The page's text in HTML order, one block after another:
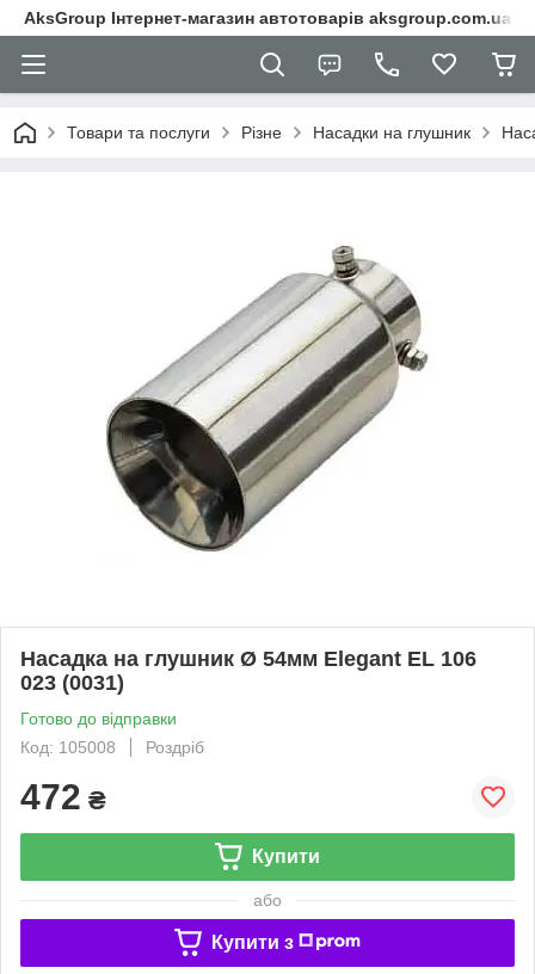
AksGroup Інтернет-магазин автотоварів aksgroup.com.ua
Товари та послуги Різне Насадки на глушник
Насадка на глушник Ø 54мм Elegant EL 106
023 (0031)
Готово до відправки
Код: 105008
Роздріб
472 ₴
Купити
або
Купити з